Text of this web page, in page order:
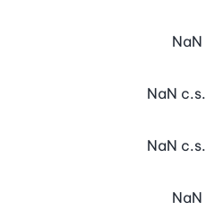
NaN
NaN c.s.
NaN c.s.
NaN